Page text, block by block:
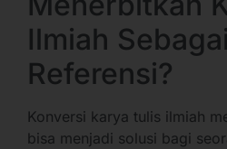
Ilmiah
Referensi?
Konversi karya tulis ilmiah
bisa menjadi solusi bagi